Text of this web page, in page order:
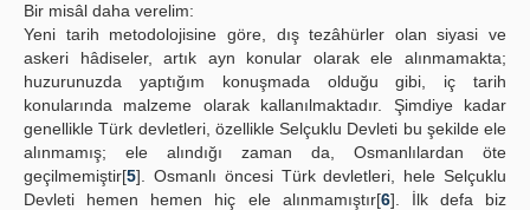
Bir misâl daha verelim:
Yeni tarih metodolojisine göre, dış tezâhürler olan siyasi ve
askeri hâdiseler, artık ayn konular olarak ele alınmamakta;
huzurunuzda yaptığım konuşmada olduğu gibi, iç tarih
konularında malzeme olarak kallanılmaktadır. Şimdiye kadar
genellikle Türk devletleri, özellikle Selçuklu Devleti bu şekilde ele
alınmamış; ele alındığı zaman da, Osmanlılardan öte
geçilmemiştir[5]. Osmanlı öncesi Türk devletleri, hele Selçuklu
Devleti hemen hemen hiç ele alınmamıştır[6]. İlk defa biz